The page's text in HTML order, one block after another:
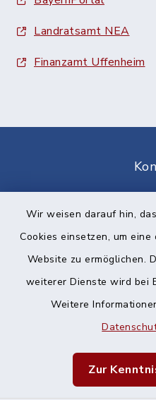
Wir weisen darauf hin,
Cookies einsetzen, um
Website zu ermöglichen.
weiterer Dienste wird bei
Weitere
Zur
Landratsamt NEA
Finanzamt Uffenheim
Cookie-